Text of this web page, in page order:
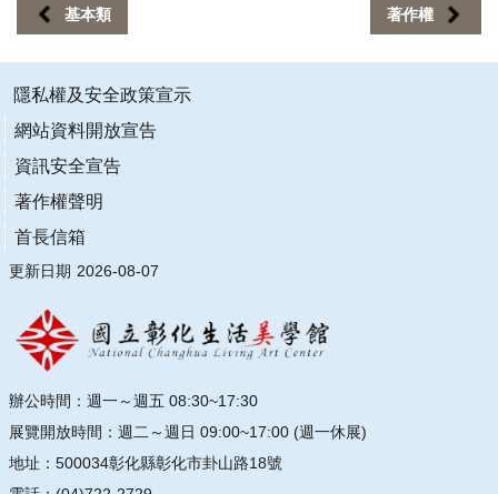
基本類 著作權
隱私權及安全政策宣示
網站資料開放宣告
資訊安全宣告
著作權聲明
首長信箱
更新日期 2026-08-07
辦公時間：週一～週五 08:30~17:30
展覽開放時間：週二～週日 09:00~17:00 (週一休展)
地址：500034彰化縣彰化市卦山路18號